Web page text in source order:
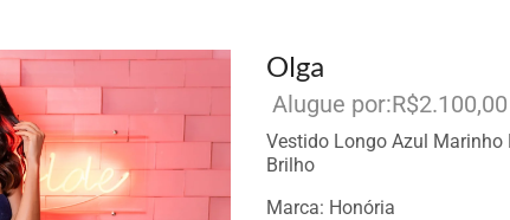
Olga
R$2.100,00
Vestido Longo Azul Marinho
Brilho
Marca: Honória